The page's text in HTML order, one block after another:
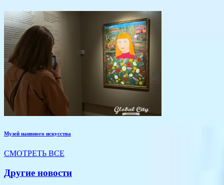
Музей наивного искусства
СМОТРЕТЬ ВСЕ
Другие новости